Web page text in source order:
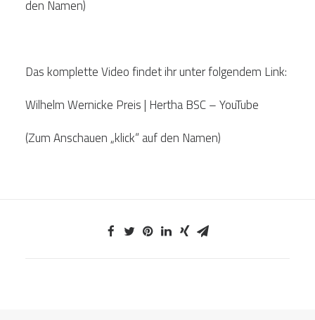
den Namen)
Das komplette Video findet ihr unter folgendem Link:
Wilhelm Wernicke Preis | Hertha BSC – YouTube
(Zum Anschauen „klick“ auf den Namen)